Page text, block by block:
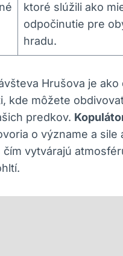
ktoré slúžili ‌ako
odpočinutie pre
⁣hradu.
⁢Hrušova je ako
kde môžete
predkov.
o význame ⁢a⁤ sile
čím vytvárajú